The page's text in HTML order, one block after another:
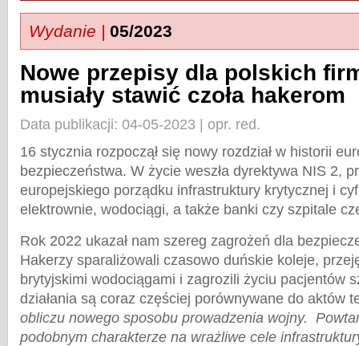
Wydanie | 05/2023
Nowe przepisy dla polskich
musiały stawić czoła hakerom
Data publikacji: 04-05-2023 | opr. red.
16 stycznia rozpoczął się nowy rozdział w historii
bezpieczeństwa. W życie weszła dyrektywa NIS 2,
europejskiego porządku infrastruktury krytycznej i
elektrownie, wodociągi, a także banki czy szpitale
Rok 2022 ukazał nam szereg zagrożeń dla
Hakerzy sparaliżowali czasowo duńskie koleje,
brytyjskimi wodociągami i zagrozili życiu pacjentów
działania są coraz częściej porównywane do aktów
obliczu nowego sposobu prowadzenia wojny.
podobnym charakterze na wrażliwe cele